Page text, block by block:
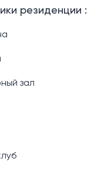
резиденции :
зал